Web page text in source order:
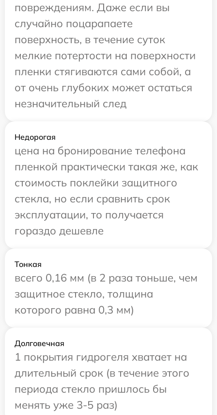
повреждениям. Даже если вы
случайно поцарапаете
поверхность, в течение суток
мелкие потертости на поверхности
пленки стягиваются сами собой, а
от очень глубоких может остаться
незначительный след
Недорогая
цена на бронирование телефона
пленкой практически такая же, как
стоимость поклейки защитного
стекла, но если сравнить срок
эксплуатации, то получается
гораздо дешевле
Тонкая
всего 0,16 мм (в 2 раза тоньше, чем
защитное стекло, толщина
которого равна 0,3 мм)
Долговечная
1 покрытия гидрогеля хватает на
длительный срок (в течение этого
периода стекло пришлось бы
менять уже 3-5 раз)